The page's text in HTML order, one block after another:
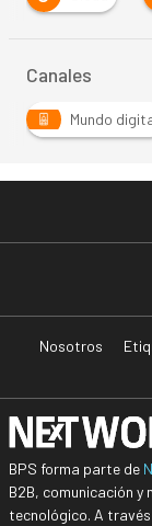
Canales
Mundo
Nosotros
BPS forma parte de
B2B, comunicación
tecnológico. A